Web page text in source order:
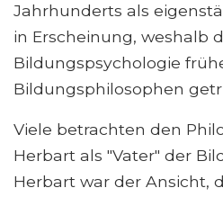
Jahrhunderts als
in Erscheinung, weshalb
Bildungspsychologie
Bildungsphilosophen
Viele betrachten den
Herbart als "Vater" der
Herbart war der Ansicht,